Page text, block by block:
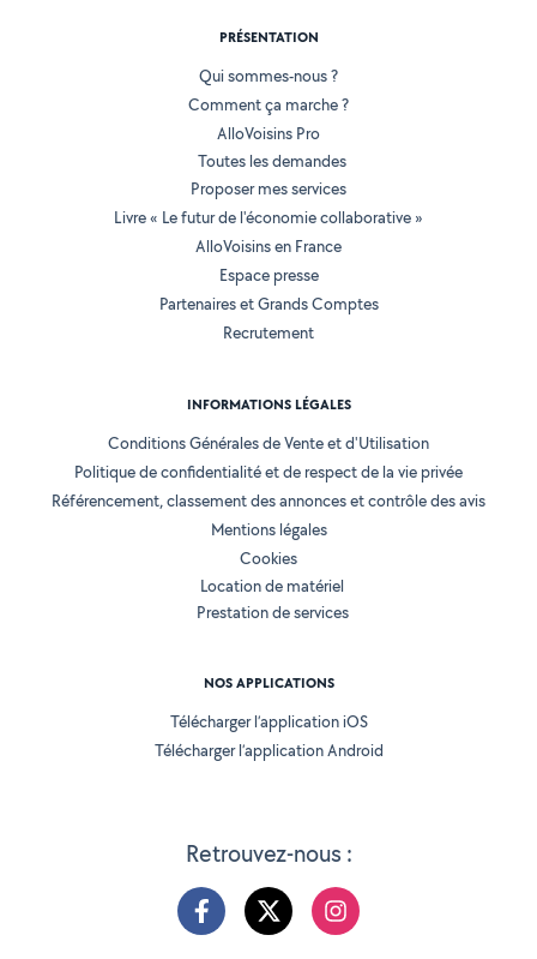
Retrouvez-nous :
PRÉSENTATION
Qui sommes-nous ?
Comment ça marche ?
AlloVoisins Pro
Toutes les demandes
Proposer mes services
Livre « Le futur de l'économie collaborative »
AlloVoisins en France
Espace presse
Partenaires et Grands Comptes
Recrutement
INFORMATIONS LÉGALES
Conditions Générales de Vente et d'Utilisation
Politique de confidentialité et de respect de la vie privée
Référencement, classement des annonces et contrôle des avis
Mentions légales
Cookies
Location de matériel
Prestation de services
NOS APPLICATIONS
Télécharger l’application iOS
Télécharger l’application Android